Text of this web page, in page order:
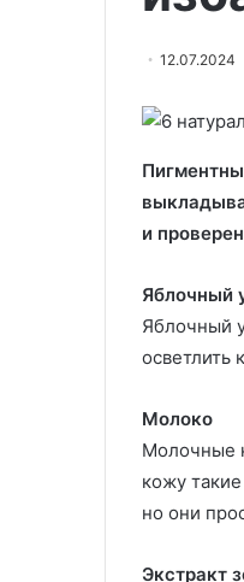
12.07.2024
и
Яблочный
Яблочный
осветлить
Молоко
Молочные
кожу
но они
Экстракт
выпадения волос